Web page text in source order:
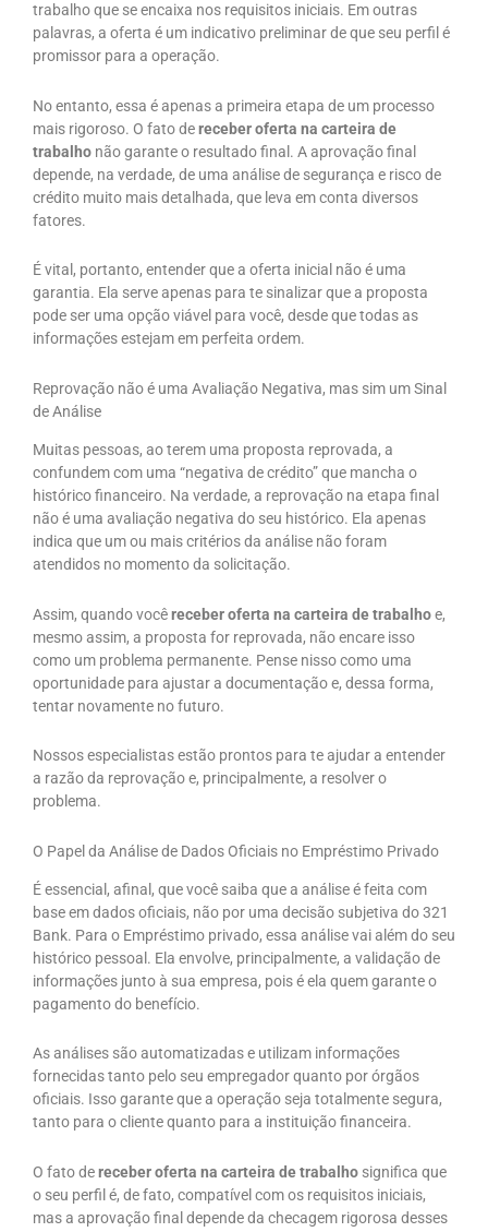
trabalho que se encaixa nos requisitos iniciais. Em outras
palavras, a oferta é um indicativo preliminar de que seu perfil é
promissor para a operação.
No entanto, essa é apenas a primeira etapa de um processo
mais rigoroso. O fato dereceber oferta na carteira de
trabalho não garante o resultado final. A aprovação final
depende, na verdade, de uma análise de segurança e risco de
crédito muito mais detalhada, que leva em conta diversos
fatores.
É vital, portanto, entender que a oferta inicial não é uma
garantia. Ela serve apenas para te sinalizar que a proposta
pode ser uma opção viável para você, desde que todas as
informações estejam em perfeita ordem.
Reprovação não é uma Avaliação Negativa, mas sim um Sinal
de Análise
Muitas pessoas, ao terem uma proposta reprovada, a
confundem com uma “negativa de crédito” que mancha o
histórico financeiro. Na verdade, a reprovação na etapa final
não é uma avaliação negativa do seu histórico. Ela apenas
indica que um ou mais critérios da análise não foram
atendidos no momento da solicitação.
Assim, quando vocêreceber oferta na carteira de trabalhoe,
mesmo assim, a proposta for reprovada, não encare isso
como um problema permanente. Pense nisso como uma
oportunidade para ajustar a documentação e, dessa forma,
tentar novamente no futuro.
Nossos especialistas estão prontos para te ajudar a entender
a razão da reprovação e, principalmente, a resolver o
problema.
O Papel da Análise de Dados Oficiais no Empréstimo Privado
É essencial, afinal, que você saiba que a análise é feita com
base em dados oficiais, não por uma decisão subjetiva do 321
Bank. Para o Empréstimo privado, essa análise vai além do seu
histórico pessoal. Ela envolve, principalmente, a validação de
informações junto à sua empresa, pois é ela quem garante o
pagamento do benefício.
As análises são automatizadas e utilizam informações
fornecidas tanto pelo seu empregador quanto por órgãos
oficiais. Isso garante que a operação seja totalmente segura,
tanto para o cliente quanto para a instituição financeira.
O fato dereceber oferta na carteira de trabalho significa que
o seu perfil é, de fato, compatível com os requisitos iniciais,
mas a aprovação final depende da checagem rigorosa desses